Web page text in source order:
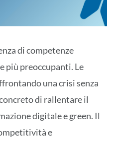
di competenze
più preoccupanti. Le
una crisi senza
di rallentare il
digitale e green. Il
e